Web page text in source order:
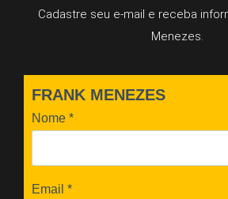
Cadastre seu e-mail e receba
Menezes.
FRANK MENEZES
Nome *
Email *